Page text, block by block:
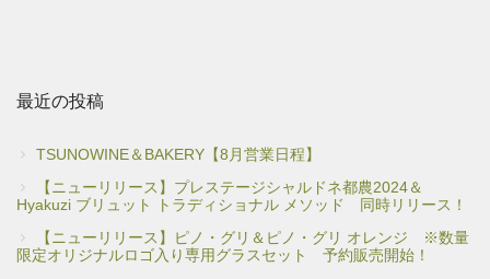
最近の投稿
TSUNOWINE＆BAKERY【8月営業日程】
【ニューリリース】プレステージシャルドネ都農2024＆
Hyakuzi ブリュット トラディショナル メソッド 同時リリース！
【ニューリリース】ピノ・グリ＆ピノ・グリ オレンジ ※数量
限定オリジナルロゴ入り専用グラスセット 予約販売開始！